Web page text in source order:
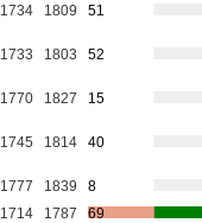
1734 1809 51
1733 1803 52
1770 1827 15
1745 1814 40
1777 1839
8
1714 1787 69